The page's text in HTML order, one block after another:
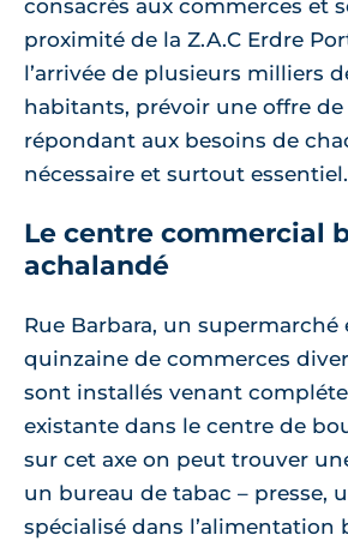
consacrés aux commerces et
proximité de la Z.A.C Erdre
l’arrivée de plusieurs milliers
habitants, prévoir une offre
répondant aux besoins de
nécessaire et surtout essentiel.
Le centre commercial
achalandé
Rue Barbara, un supermarché
quinzaine de commerces
sont installés venant
existante dans le centre de
sur cet axe on peut trouver
un bureau de tabac – presse,
spécialisé dans l’alimentation